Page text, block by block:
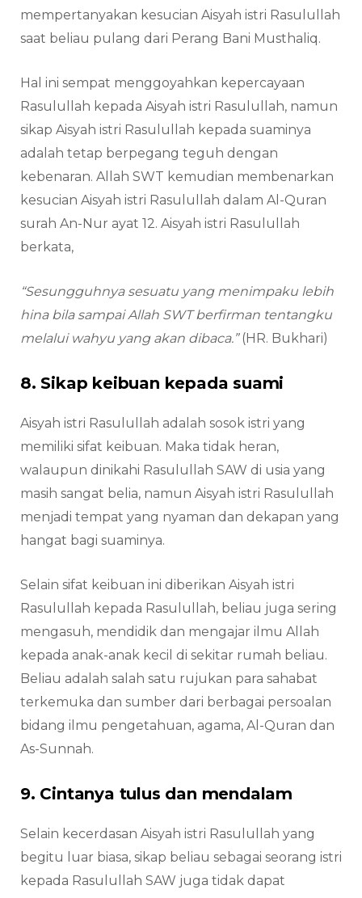
mempertanyakan kesucian Aisyah istri Rasulullah
saat beliau pulang dari Perang Bani Musthaliq.
Hal ini sempat menggoyahkan kepercayaan
Rasulullah kepada Aisyah istri Rasulullah, namun
sikap Aisyah istri Rasulullah kepada suaminya
adalah tetap berpegang teguh dengan
kebenaran. Allah SWT kemudian membenarkan
kesucian Aisyah istri Rasulullah dalam Al-Quran
surah An-Nur ayat 12. Aisyah istri Rasulullah
berkata,
“Sesungguhnya sesuatu yang menimpaku lebih
hina bila sampai Allah SWT berfirman tentangku
melalui wahyu yang akan dibaca.”(HR. Bukhari)
8. Sikap keibuan kepada suami
Aisyah istri Rasulullah adalah sosok istri yang
memiliki sifat keibuan. Maka tidak heran,
walaupun dinikahi Rasulullah SAW di usia yang
masih sangat belia, namun Aisyah istri Rasulullah
menjadi tempat yang nyaman dan dekapan yang
hangat bagi suaminya.
Selain sifat keibuan ini diberikan Aisyah istri
Rasulullah kepada Rasulullah, beliau juga sering
mengasuh, mendidik dan mengajar ilmu Allah
kepada anak-anak kecil di sekitar rumah beliau.
Beliau adalah salah satu rujukan para sahabat
terkemuka dan sumber dari berbagai persoalan
bidang ilmu pengetahuan, agama, Al-Quran dan
As-Sunnah.
9. Cintanya tulus dan mendalam
Selain kecerdasan Aisyah istri Rasulullah yang
begitu luar biasa, sikap beliau sebagai seorang istri
kepada Rasulullah SAW juga tidak dapat